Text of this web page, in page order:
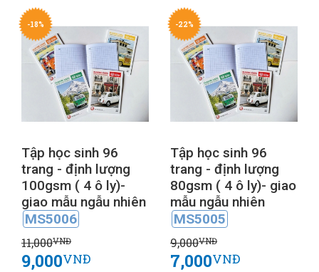
-18%
Tập học sinh 96
trang - định lượng
100gsm ( 4 ô ly)-
giao mẫu ngẫu nhiên
MS5006
11,000VNĐ
9,000VNĐ
-22%
Tập học sinh 96
trang - định lượng
80gsm ( 4 ô ly)- giao
mẫu ngẫu nhiên
MS5005
9,000VNĐ
7,000VNĐ